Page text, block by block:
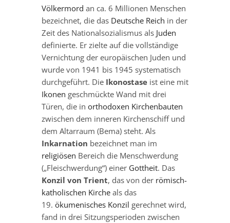
Völkermord an ca. 6 Millionen Menschen
bezeichnet, die das Deutsche Reich in der
Zeit des Nationalsozialismus als Juden
definierte. Er zielte auf die vollständige
Vernichtung der europäischen Juden und
wurde von 1941 bis 1945 systematisch
durchgeführt. Die Ikonostaseist eine mit
Ikonen geschmückte Wand mit drei
Türen, die in orthodoxen Kirchenbauten
zwischen dem inneren Kirchenschiff und
dem Altarraum (Bema) steht. Als
Inkarnation bezeichnet man im
religiösen Bereich die Menschwerdung
(„Fleischwerdung“) einer Gottheit. Das
Konzil von Trient, das von der römisch-
katholischen Kircheals das
19. ökumenisches Konzil gerechnet wird,
fand in drei Sitzungsperioden zwischen